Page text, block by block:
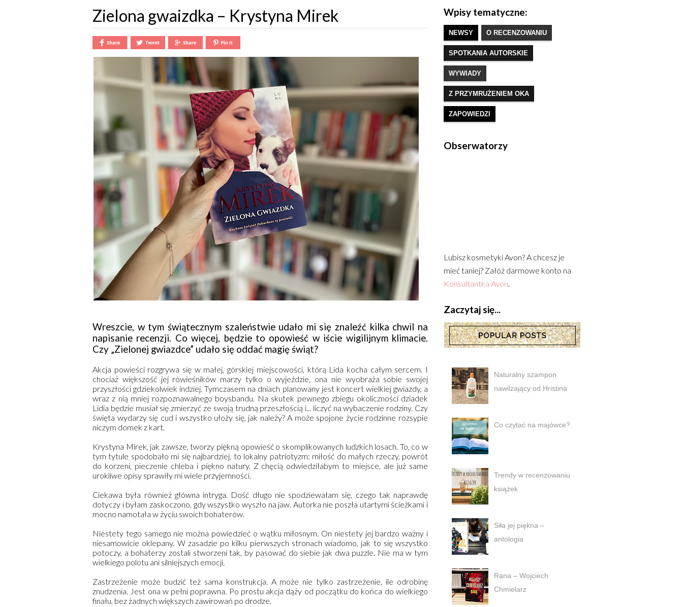
Zielona gwaizdka – Krystyna Mirek
Wreszcie, w tym świątecznym szaleństwie udało mi się znaleźć kilka chwil na
napisanie recenzji. Co więcej, będzie to opowieść w iście wigilijnym klimacie.
Czy „Zielonej gwiazdce” udało się oddać magię świąt?
Akcja powieści rozgrywa się w małej, górskiej miejscowości, którą Lida kocha całym sercem. I
chociaż większość jej rówieśników marzy tylko o wyjeździe, ona nie wyobraża sobie swojej
przyszłości gdziekolwiek indziej. Tymczasem na dniach planowany jest koncert wielkiej gwiazdy, a
wraz z nią mniej rozpoznawalnego boysbandu. Na skutek pewnego zbiegu okoliczności dziadek
Lidia będzie musiał się zmierzyć ze swoją trudną przeszłością i... liczyć na wybaczenie rodziny. Czy
święta wydarzy się cud i wszystko ułoży się, jak należy? A może spojone życie rodzinne rozsypie
niczym domek z kart.
Krystyna Mirek, jak zawsze, tworzy piękną opowieść o skomplikowanych ludzkich losach. To, co w
tym tytule spodobało mi się najbardziej, to lokalny patriotyzm: miłość do małych rzeczy, powrót
do korzeni, pieczenie chleba i piękno natury. Z chęcią odwiedziłabym to miejsce, ale już same
urokliwe opisy sprawiły mi wiele przyjemności.
Ciekawa była również główna intryga. Dość długo nie spodziewałam się, czego tak naprawdę
dotyczy i byłam zaskoczono, gdy wszystko wyszło na jaw. Autorka nie poszła utartymi ścieżkami i
mocno namotała w życiu swoich bohaterów.
Niestety tego samego nie można powiedzieć o wątku miłosnym. On niestety jej bardzo ważny i
niesamowicie oklepany. W zasadzie po kilku pierwszych stronach wiadomo, jak to się wszystko
potoczy, a bohaterzy zostali stworzeni tak, by pasować do siebie jak dwa puzzle. Nie ma w tym
wielkiego polotu ani silniejszych emocji.
Zastrzeżenie może budzić też sama konstrukcja. A może nie tylko zastrzeżenie, ile odrobinę
znudzenia. Jest ona w pełni poprawna. Po prostu akcja dąży od początku do końca do wielkiego
finału, bez żadnych większych zawirowań po drodze.
Wpisy tematyczne:
NEWSY O RECENZOWANIU
SPOTKANIA AUTORSKIE
WYWIADY
Z PRZYMRUŻENIEM OKA
ZAPOWIEDZI
Obserwatorzy
Lubisz kosmetyki Avon? A chcesz je
mieć taniej? Załóż darmowe konto na
Konsultantka Avon.
Zaczytaj się...
Naturalny szampon
nawilżający od Hristina
Co czytać na majówce?
Trendy w recenzowaniu
książek
Siła jej piękna –
antologia
Rana – Wojciech
Chmielarz